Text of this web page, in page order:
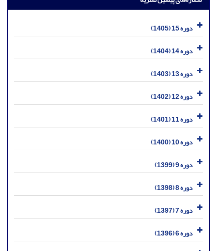
دوره 15 (1405)
دوره 14 (1404)
دوره 13 (1403)
دوره 12 (1402)
دوره 11 (1401)
دوره 10 (1400)
دوره 9 (1399)
دوره 8 (1398)
دوره 7 (1397)
دوره 6 (1396)